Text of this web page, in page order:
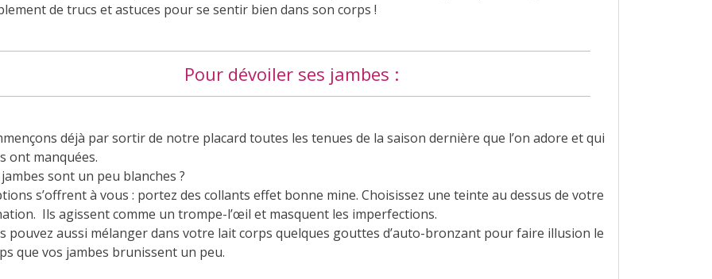
de trucs et astuces pour se sentir bien dans son corps !
Pour dévoiler ses jambes :
déjà par sortir de notre placard toutes les tenues de la saison dernière que l’on adore et qui
ont manquées.
sont un peu blanches ?
s’offrent à vous : portez des collants effet bonne mine. Choisissez une teinte au dessus de votre
Ils agissent comme un trompe-l’œil et masquent les imperfections.
pouvez aussi mélanger dans votre lait corps quelques gouttes d’auto-bronzant pour faire illusion le
que vos jambes brunissent un peu.